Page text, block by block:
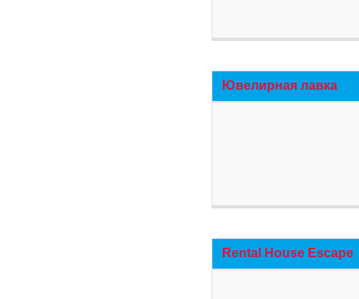
Ювелирная лавка
Rental House Escape